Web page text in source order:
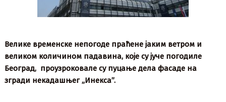
Велике временске непогоде праћене јаким ветром и
великом количином падавина, које су јуче погодиле
Београд, проузроковале су пуцање дела фасаде на
згради некадашњег „Инекса”.